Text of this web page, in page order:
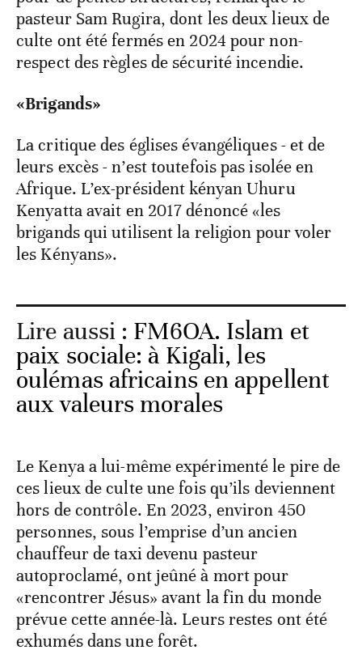
pasteur Sam Rugira, dont les deux lieux de
culte ont été fermés en 2024 pour non-
respect des règles de sécurité incendie.
«Brigands»
La critique des églises évangéliques - et de
leurs excès - n’est toutefois pas isolée en
Afrique. L’ex-président kényan Uhuru
Kenyatta avait en 2017 dénoncé «les
brigands qui utilisent la religion pour voler
les Kényans».
Lire aussi : FM6OA. Islam et
paix sociale: à Kigali, les
oulémas africains en appellent
aux valeurs morales
Le Kenya a lui-même expérimenté le pire de
ces lieux de culte une fois qu’ils deviennent
hors de contrôle. En 2023, environ 450
personnes, sous l’emprise d’un ancien
chauffeur de taxi devenu pasteur
autoproclamé, ont jeûné à mort pour
«rencontrer Jésus» avant la fin du monde
prévue cette année-là. Leurs restes ont été
exhumés dans une forêt.